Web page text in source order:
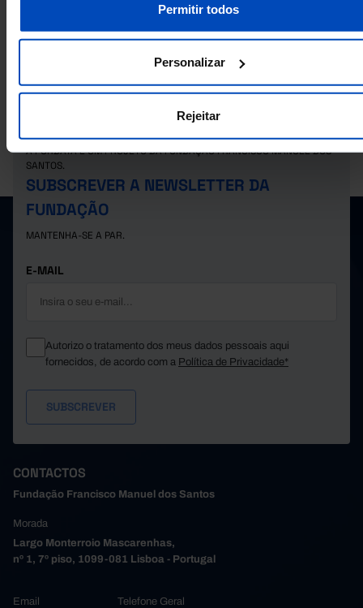
Permitir todos
Personalizar
Rejeitar
Valor da produção vegetal: total e por tipo de bens nos Municípios
A PORDATA É UM PROJETO DA FUNDAÇÃO FRANCISCO MANUEL DOS
SANTOS.
SUBSCREVER A NEWSLETTER DA
FUNDAÇÃO
MANTENHA-SE A PAR.
E-MAIL
Autorizo o tratamento dos meus dados pessoais aqui
fornecidos, de acordo com a Política de Privacidade*
CONTACTOS
Fundação Francisco Manuel dos Santos
Morada
Largo Monterroio Mascarenhas,
nº 1, 7º piso, 1099-081 Lisboa - Portugal
Email
Telefone Geral